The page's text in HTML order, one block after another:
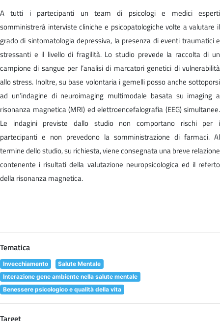
A tutti i partecipanti un team di psicologi e medici esperti
somministrerà interviste cliniche e psicopatologiche volte a valutare il
grado di sintomatologia depressiva, la presenza di eventi traumatici e
stressanti e il livello di fragilità. Lo studio prevede la raccolta di un
campione di sangue per l’analisi di marcatori genetici di vulnerabilità
allo stress. Inoltre, su base volontaria i gemelli posso anche sottoporsi
ad un’indagine di neuroimaging multimodale basata su imaging a
risonanza magnetica (MRI) ed elettroencefalografia (EEG) simultanee.
Le indagini previste dallo studio non comportano rischi per i
partecipanti e non prevedono la somministrazione di farmaci. Al
termine dello studio, su richiesta, viene consegnata una breve relazione
contenente i risultati della valutazione neuropsicologica ed il referto
della risonanza magnetica.
Tematica
Invecchiamento
Salute Mentale
Interazione gene ambiente nella salute mentale
Benessere psicologico e qualità della vita
Target